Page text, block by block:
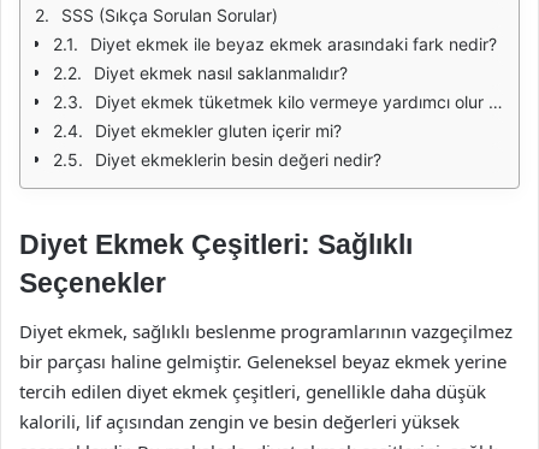
SSS (Sıkça Sorulan Sorular)
Diyet ekmek ile beyaz ekmek arasındaki fark nedir?
Diyet ekmek nasıl saklanmalıdır?
Diyet ekmek tüketmek kilo vermeye yardımcı olur mu?
Diyet ekmekler gluten içerir mi?
Diyet ekmeklerin besin değeri nedir?
Diyet Ekmek Çeşitleri: Sağlıklı
Seçenekler
Diyet ekmek, sağlıklı beslenme programlarının vazgeçilmez
bir parçası haline gelmiştir. Geleneksel beyaz ekmek yerine
tercih edilen diyet ekmek çeşitleri, genellikle daha düşük
kalorili, lif açısından zengin ve besin değerleri yüksek